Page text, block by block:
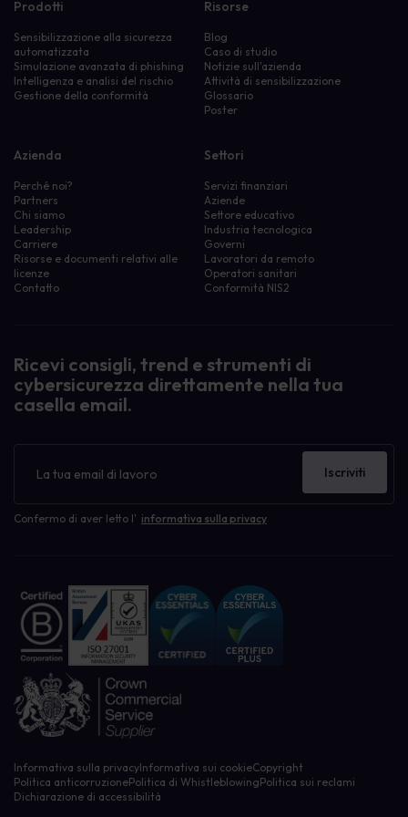
Prodotti
Sensibilizzazione alla sicurezza
automatizzata
Simulazione avanzata di phishing
Intelligenza e analisi del rischio
Gestione della conformità
Risorse
Blog
Caso di studio
Notizie sull'azienda
Attività di sensibilizzazione
Glossario
Poster
Azienda
Perché noi?
Partners
Chi siamo
Leadership
Carriere
Risorse e documenti relativi alle
licenze
Contatto
Settori
Servizi finanziari
Aziende
Settore educativo
Industria tecnologica
Governi
Lavoratori da remoto
Operatori sanitari
Conformità NIS2
Ricevi consigli, trend e strumenti di
cybersicurezza direttamente nella tua
casella email.
Confermo di aver letto l' informativa sulla privacy
Iscriviti
Informativa sulla privacyInformativa sui cookieCopyright
Politica anticorruzionePolitica di WhistleblowingPolitica sui reclami
Dichiarazione di accessibilità